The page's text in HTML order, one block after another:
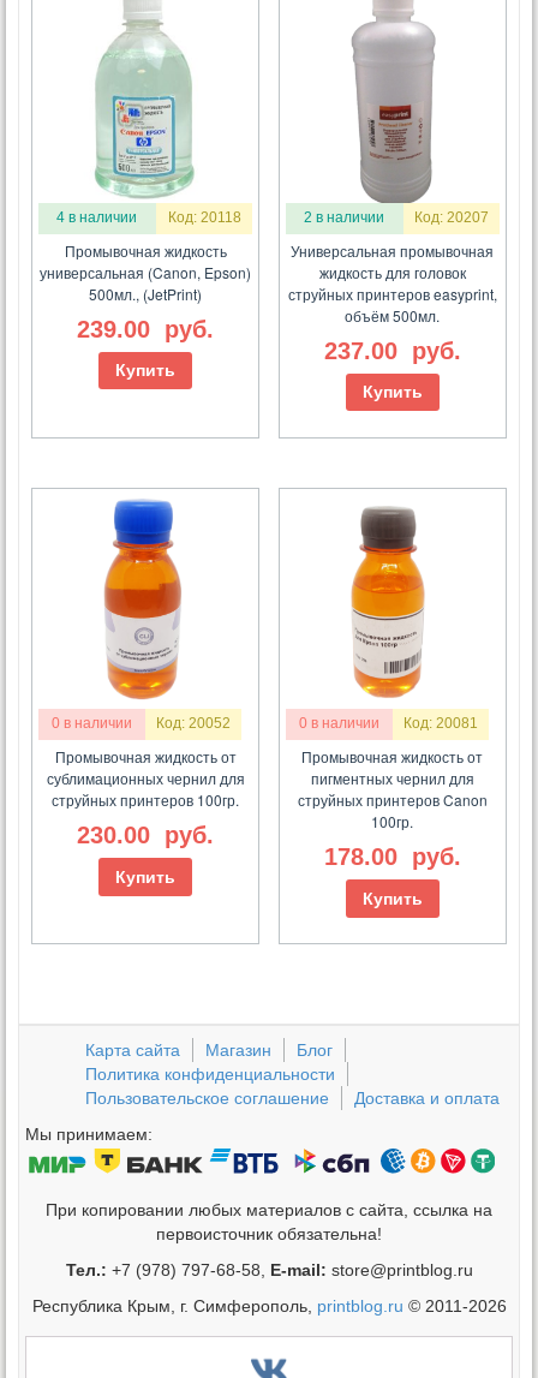
4 в наличии Код: 20118
Промывочная жидкость
универсальная (Canon, Epson)
500мл., (JetPrint)
239.00 руб.
Купить
2 в наличии Код: 20207
Универсальная промывочная
жидкость для головок
струйных принтеров easyprint,
объём 500мл.
237.00 руб.
Купить
0 в наличии Код: 20052
Промывочная жидкость от
сублимационных чернил для
струйных принтеров 100гр.
230.00 руб.
Купить
0 в наличии Код: 20081
Промывочная жидкость от
пигментных чернил для
струйных принтеров Canon
100гр.
178.00 руб.
Купить
Карта сайта Магазин
Блог
Политика конфиденциальности
Пользовательское соглашение
Доставка и оплата
Мы принимаем:
При копировании любых материалов с сайта, ссылка на
первоисточник обязательна!
Тел.: +7 (978) 797-68-58, E-mail: store@printblog.ru
Республика Крым, г. Симферополь, printblog.ru © 2011-2026